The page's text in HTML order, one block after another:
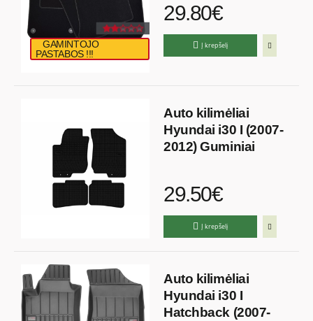
GAMINTOJO
PASTABOS !!!
29.80€
Į krepšelį
Auto kilimėliai
Hyundai i30 I (2007-
2012) Guminiai
29.50€
Į krepšelį
Auto kilimėliai
Hyundai i30 I
Hatchback (2007-